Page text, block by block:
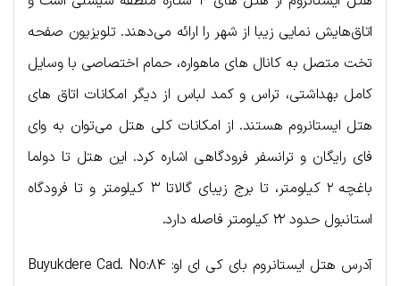
اتاق‌هایش نمایی زیبا از شهر را ارائه می‌دهند. تلویزیون صفحه
تخت متصل به کانال های ماهواره، حمام اختصاصی با وسایل
کامل بهداشتی، تراس و کمد لباس از دیگر امکانات اتاق های
هتل ایستانروم هستند. از امکانات کلی هتل می‌توان به وای
فای رایگان و ترانسفر فرودگاهی اشاره کرد. این هتل تا دولما
باغچه ۲ کیلومتر، تا برج زیبای گالاتا ۳ کیلومتر و تا فرودگاه
استانبول حدود ۲۲ کیلومتر فاصله دارد.
آدرس هتل ایستانروم بای کی ای او: Buyukdere Cad. No:84